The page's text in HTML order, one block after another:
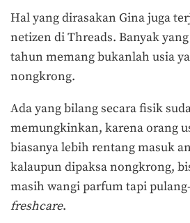
Hal yang dirasakan Gina juga
netizen di Threads. Banyak
tahun memang bukanlah usia
nongkrong.
Ada yang bilang secara fisik
memungkinkan, karena orang
biasanya lebih rentang masuk
kalaupun dipaksa nongkrong,
masih wangi parfum tapi
freshcare.